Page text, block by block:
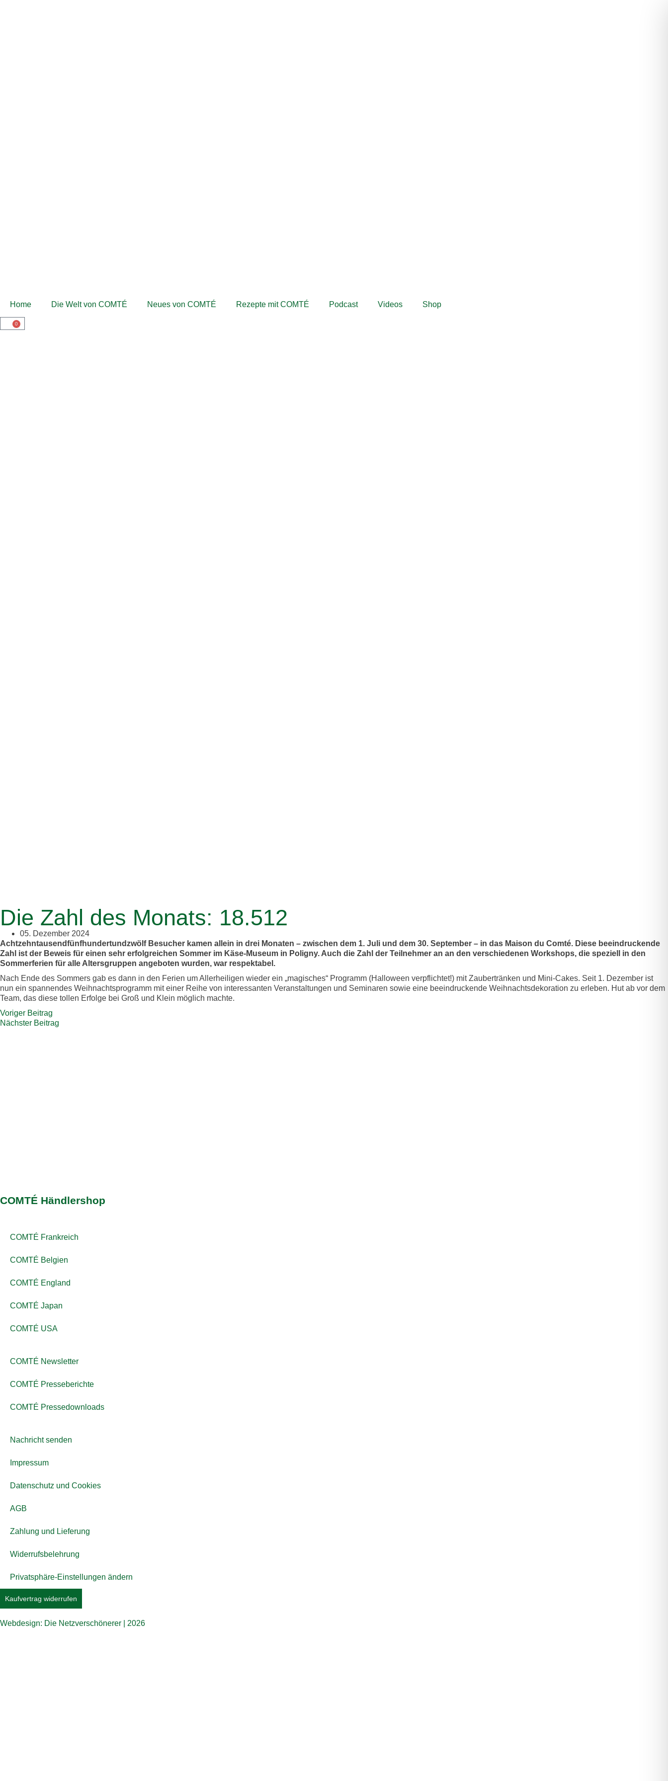
Home Die Welt von COMTÉ Neues von COMTÉ Rezepte mit COMTÉ Podcast Videos Shop
0
Die Zahl des Monats: 18.512
05. Dezember 2024
Achtzehntausendfünfhundertundzwölf Besucher kamen allein in drei Monaten – zwischen dem 1. Juli und dem 30. September – in das Maison du Comté. Diese beeindruckende
Zahl ist der Beweis für einen sehr erfolgreichen Sommer im Käse-Museum in Poligny. Auch die Zahl der Teilnehmer an an den verschiedenen Workshops, die speziell in den
Sommerferien für alle Altersgruppen angeboten wurden, war respektabel.
Nach Ende des Sommers gab es dann in den Ferien um Allerheiligen wieder ein „magisches“ Programm (Halloween verpflichtet!) mit Zaubertränken und Mini-Cakes. Seit 1. Dezember ist
nun ein spannendes Weihnachtsprogramm mit einer Reihe von interessanten Veranstaltungen und Seminaren sowie eine beeindruckende Weihnachtsdekoration zu erleben. Hut ab vor dem
Team, das diese tollen Erfolge bei Groß und Klein möglich machte.
Voriger Beitrag
Nächster Beitrag
COMTÉ Händlershop
COMTÉ Frankreich
COMTÉ Belgien
COMTÉ England
COMTÉ Japan
COMTÉ USA
COMTÉ Newsletter
COMTÉ Presseberichte
COMTÉ Pressedownloads
Nachricht senden
Impressum
Datenschutz und Cookies
AGB
Zahlung und Lieferung
Widerrufsbelehrung
Privatsphäre-Einstellungen ändern
Kaufvertrag widerrufen
Webdesign: Die Netzverschönerer | 2026